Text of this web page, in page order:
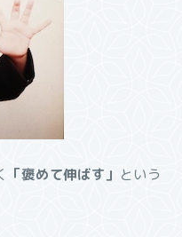
「褒めて伸ばす」 という